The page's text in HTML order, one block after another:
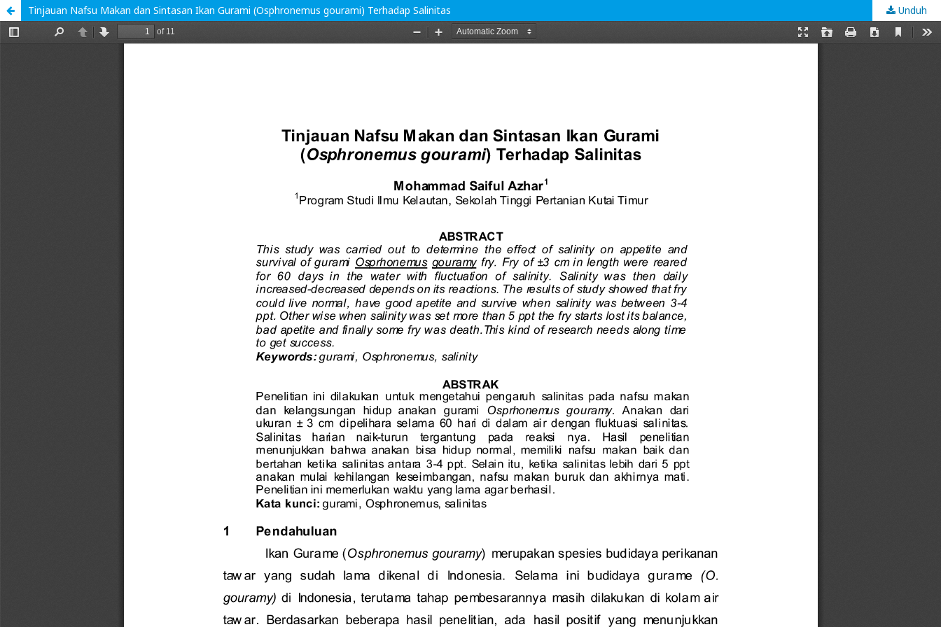
Tinjauan Nafsu Makan dan Sintasan Ikan Gurami (Osphronemus gourami) Terhadap Salinitas Unduh